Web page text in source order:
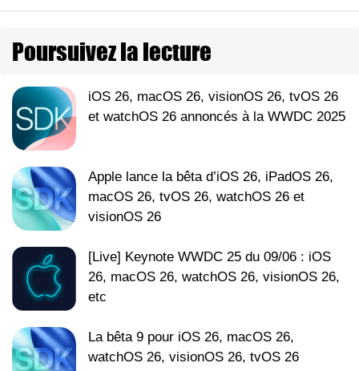
Poursuivez la lecture
iOS 26, macOS 26, visionOS 26, tvOS 26
et watchOS 26 annoncés à la WWDC 2025
Apple lance la bêta d’iOS 26, iPadOS 26,
macOS 26, tvOS 26, watchOS 26 et
visionOS 26
[Live] Keynote WWDC 25 du 09/06 : iOS
26, macOS 26, watchOS 26, visionOS 26,
etc
La bêta 9 pour iOS 26, macOS 26,
watchOS 26, visionOS 26, tvOS 26